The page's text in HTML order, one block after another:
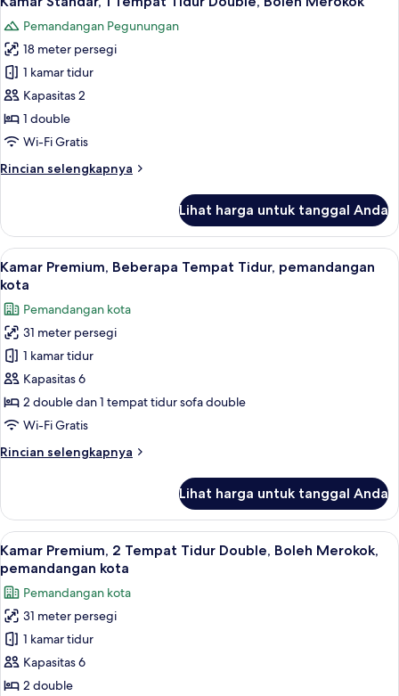
Tidur
Double
semua
foto
untuk
Kamar
Standar,
1
Tempat
Double,
Pemandangan Pegunungan
18 meter persegi
1 kamar tidur
Kapasitas 2
1 double
Wi-Fi Gratis
Rincian selengkapnya
Rincian
Kamar
Standar,
1
Tempat
Double,
Boleh
Merokok
Lihat harga untuk tanggal Anda
Lihat
semua
foto
untuk
Kamar
Premium,
Beberapa
Tempat
Tidur,
kota
Brankas, meja kerja, ruang kerja
7
Kamar Premium, Beberapa Tempat Tidur, pemandangan
kota
Pemandangan kota
31 meter persegi
1 kamar tidur
Kapasitas 6
2 double dan 1 tempat tidur sofa double
Wi-Fi Gratis
Rincian selengkapnya
Rincian
Kamar
Premium,
Beberapa
Tempat
Tidur,
pemandangan
kota
Lihat harga untuk tanggal Anda
Lihat
semua
foto
untuk
Kamar
Premium,
2
Tempat
Brankas, meja kerja, ruang kerja
9
Kamar Premium, 2 Tempat Tidur Double, Boleh Merokok,
pemandangan kota
Pemandangan kota
31 meter persegi
1 kamar tidur
Kapasitas 6
2 double